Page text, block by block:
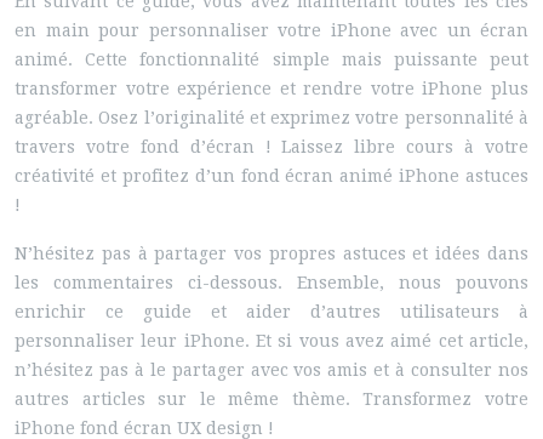
en main pour personnaliser votre iPhone avec un écran
animé. Cette fonctionnalité simple mais puissante peut
transformer votre expérience et rendre votre iPhone plus
agréable. Osez l’originalité et exprimez votre personnalité à
travers votre fond d’écran ! Laissez libre cours à votre
créativité et profitez d’un fond écran animé iPhone astuces
!
N’hésitez pas à partager vos propres astuces et idées dans
les commentaires ci-dessous. Ensemble, nous pouvons
enrichir ce guide et aider d’autres utilisateurs à
personnaliser leur iPhone. Et si vous avez aimé cet article,
n’hésitez pas à le partager avec vos amis et à consulter nos
autres articles sur le même thème. Transformez votre
iPhone fond écran UX design !